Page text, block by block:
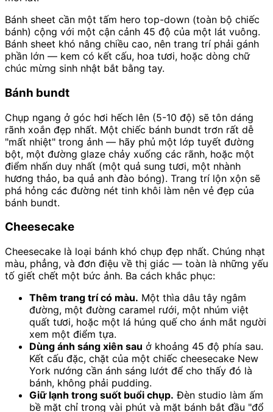
Bánh sheet cần một tấm hero top-down (toàn bộ chiếc
bánh) cộng với một cận cảnh 45 độ của một lát vuông.
Bánh sheet khó nâng chiều cao, nên trang trí phải gánh
phần lớn — kem có kết cấu, hoa tươi, hoặc dòng chữ
chúc mừng sinh nhật bắt bằng tay.
Bánh bundt
Chụp ngang ở góc hơi hếch lên (5-10 độ) sẽ tôn dáng
rãnh xoắn đẹp nhất. Một chiếc bánh bundt trơn rất dễ
"mất nhiệt" trong ảnh — hãy phủ một lớp tuyết đường
bột, một đường glaze chảy xuống các rãnh, hoặc một
điểm nhấn duy nhất (một quả sung tươi, một nhành
hương thảo, ba quả anh đào bóng). Trang trí lộn xộn sẽ
phá hỏng các đường nét tinh khôi làm nên vẻ đẹp của
bánh bundt.
Cheesecake
Cheesecake là loại bánh khó chụp đẹp nhất. Chúng nhạt
màu, phẳng, và đơn điệu về thị giác — toàn là những yếu
tố giết chết một bức ảnh. Ba cách khắc phục:
Thêm trang trí có màu. Một thìa dâu tây ngâm
đường, một đường caramel rưới, một nhúm việt
quất tươi, hoặc một lá húng quế cho ánh mắt người
xem một điểm tựa.
Dùng ánh sáng xiên sau ở khoảng 45 độ phía sau.
Kết cấu đặc, chặt của một chiếc cheesecake New
York nướng cần ánh sáng lướt để cho thấy đó là
bánh, không phải pudding.
Giữ lạnh trong suốt buổi chụp. Đèn studio làm ấm
bề mặt chỉ trong vài phút và mặt bánh bắt đầu "đổ